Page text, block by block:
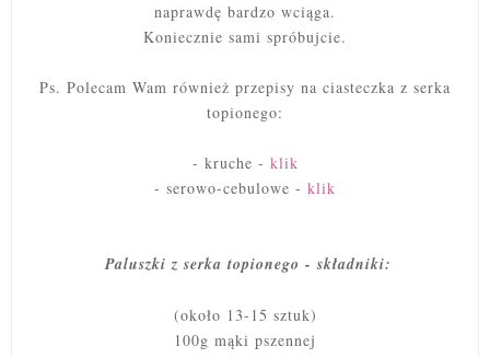
naprawdę bardzo wciąga.
Koniecznie sami spróbujcie.
Ps. Polecam Wam również przepisy na ciasteczka z serka
topionego:
- kruche - klik
- serowo-cebulowe - klik
Paluszki z serka topionego - składniki:
(około 13-15 sztuk)
100g mąki pszennej